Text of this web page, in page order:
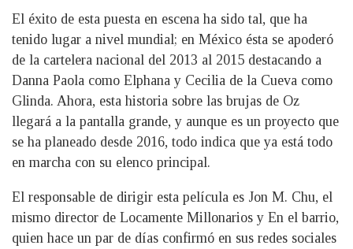
El éxito de esta puesta en escena ha sido tal, que ha
tenido lugar a nivel mundial; en México ésta se apoderó
de la cartelera nacional del 2013 al 2015 destacando a
Danna Paola como Elphana y Cecilia de la Cueva como
Glinda. Ahora, esta historia sobre las brujas de Oz
llegará a la pantalla grande, y aunque es un proyecto que
se ha planeado desde 2016, todo indica que ya está todo
en marcha con su elenco principal.
El responsable de dirigir esta película es Jon M. Chu, el
mismo director de Locamente Millonarios y En el barrio,
quien hace un par de días confirmó en sus redes sociales